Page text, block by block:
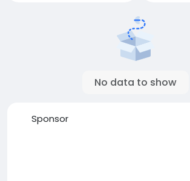
No data to show
Sponsor